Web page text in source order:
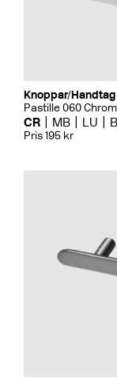
Knoppar/Handtag
Pastille 060
CR MB LU
Pris 195 kr